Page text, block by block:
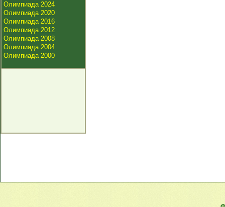
Олимпиада 2024
Олимпиада 2020
Олимпиада 2016
Олимпиада 2012
Олимпиада 2008
Олимпиада 2004
Олимпиада 2000